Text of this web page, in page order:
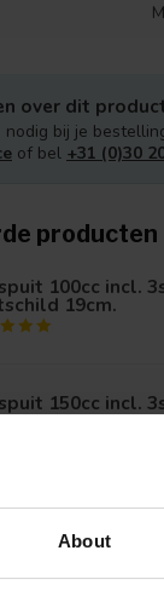
About
over dit
bij je
of bel +31 (0)30
producten
100cc incl.
19cm.
150cc incl.
20cm.